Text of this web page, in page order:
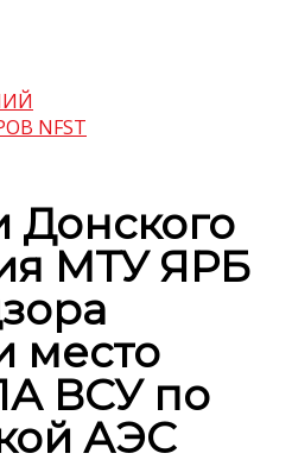
NFST
Донского
МТУ ЯРБ
место
ВСУ по
АЭС